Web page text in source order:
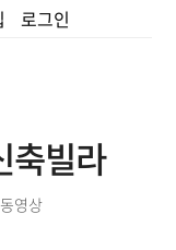
로그인
축빌라
영상